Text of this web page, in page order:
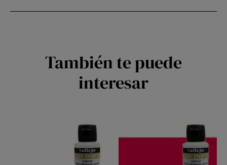
También te puede
interesar